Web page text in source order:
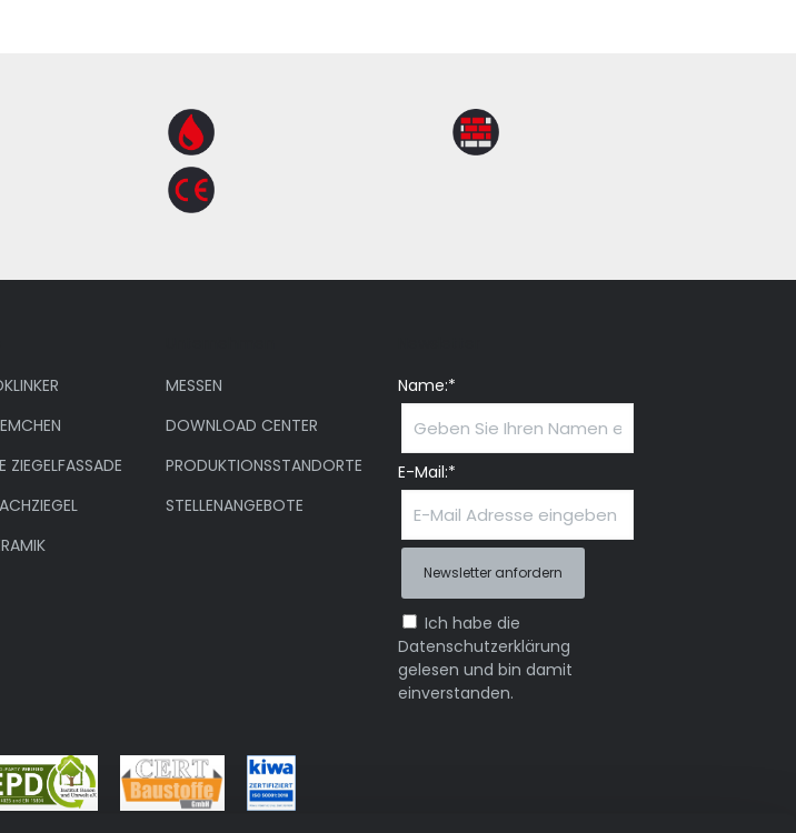
ZIEGELFASSADE
MESSEN
DOWNLOAD CENTER
PRODUKTIONSSTANDORTE
STELLENANGEBOTE
Name:*
E-Mail:*
Ich habe die
Datenschutzerklärung
gelesen und bin damit
einverstanden.